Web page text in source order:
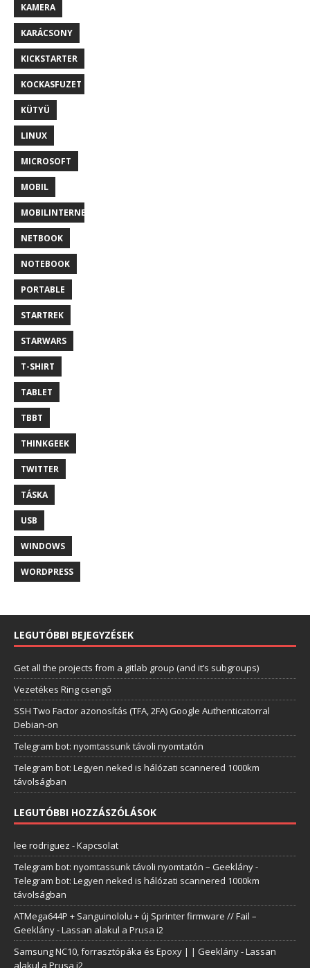
KAMERA
KARÁCSONY
KICKSTARTER
KOCKASFUZET
KÜTYÜ
LINUX
MICROSOFT
MOBIL
MOBILINTERNET
NETBOOK
NOTEBOOK
PORTABLE
STARTREK
STARWARS
T-SHIRT
TABLET
TBBT
THINKGEEK
TWITTER
TÁSKA
USB
WINDOWS
WORDPRESS
LEGUTÓBBI BEJEGYZÉSEK
Get all the projects from a gitlab group (and it’s subgroups)
Vezetékes Ring csengő
SSH Two Factor azonosítás (TFA, 2FA) Google Authenticatorral
Debian-on
Telegram bot: nyomtassunk távoli nyomtatón
Telegram bot: Legyen neked is hálózati scannered 1000km
távolságban
LEGUTÓBBI HOZZÁSZÓLÁSOK
lee rodriguez -Kapcsolat
Telegram bot: nyomtassunk távoli nyomtatón – Geeklány-
Telegram bot: Legyen neked is hálózati scannered 1000km
távolságban
ATMega644P + Sanguinololu + új Sprinter firmware // Fail –
Geeklány-Lassan alakul a Prusa i2
Samsung NC10, forrasztópáka és Epoxy | | Geeklány-Lassan
alakul a Prusa i2